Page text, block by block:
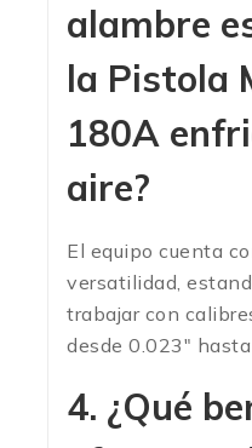
alambre
la Pistola
180A
aire?
El equipo cuenta
versatilidad,
trabajar con
desde 0.023″
4. ¿Qué